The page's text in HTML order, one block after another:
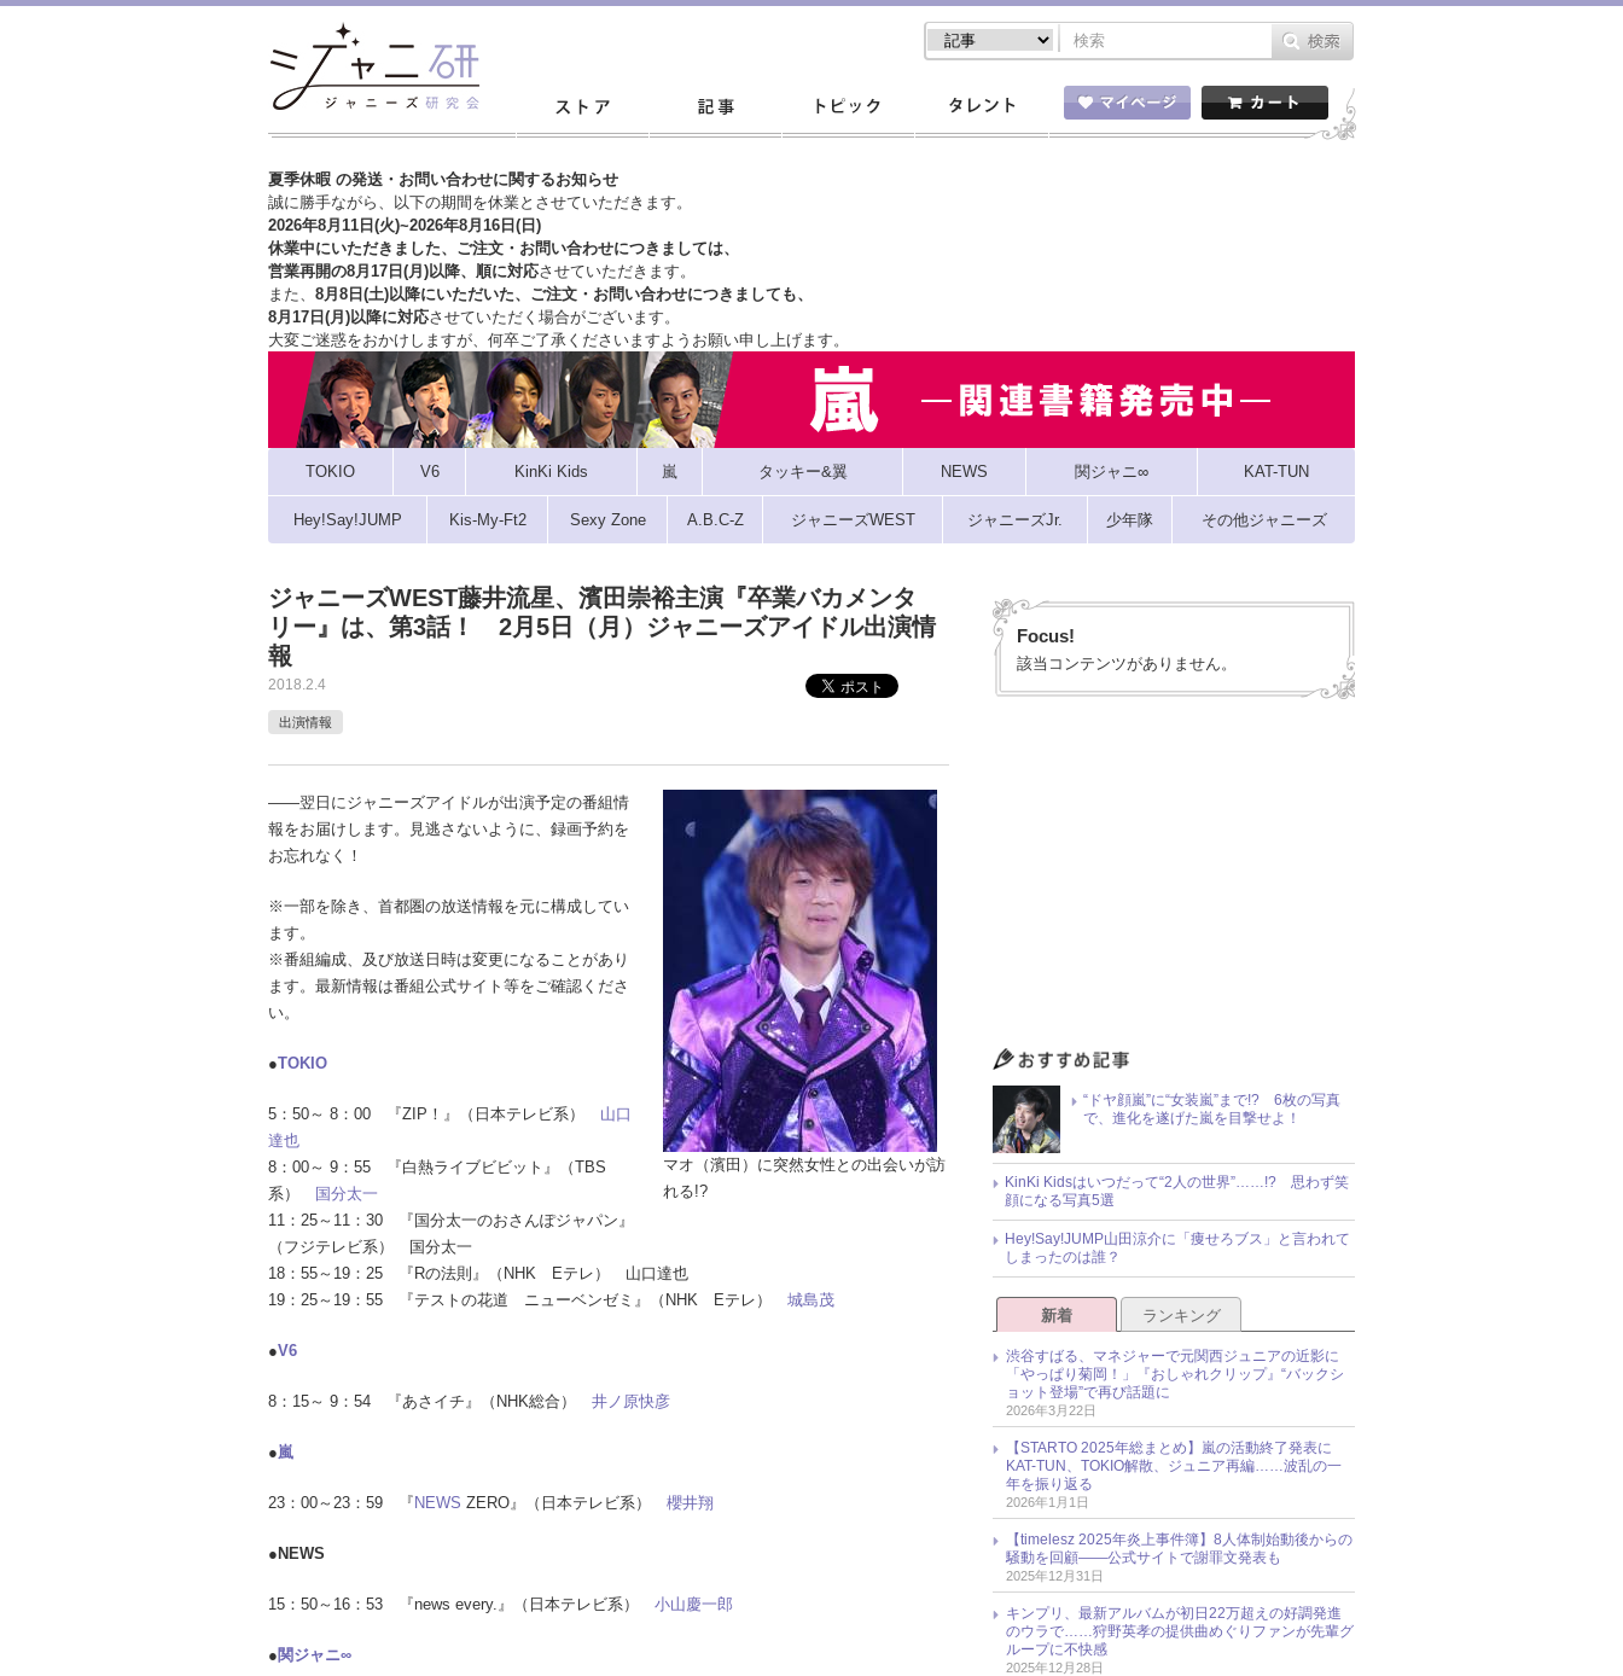
夏季休暇 の発送・お問い合わせに関するお知らせ
誠に勝手ながら、以下の期間を休業とさせていただきます。
2026年8月11日(火)~2026年8月16日(日)
休業中にいただきました、ご注文・お問い合わせにつきましては、
営業再開の8月17日(月)以降、順に対応させていただきます。
また、 8月8日(土)以降にいただいた、ご注文・ お問い合わせにつきましても、
8月17日(月)以降に対応させていただく場合がございます。
大変ご迷惑をおかけしますが、 何卒ご了承くださいますようお願い申し上げます。
TOKIO V6 KinKi Kids 嵐 タッキー&翼 NEWS 関ジャニ∞ KAT-TUN
Hey!Say!JUMP Kis-My-Ft2 Sexy Zone A.B.C-Z ジャニーズWEST ジャニーズJr. 少年隊 その他ジャニーズ
ジャニーズWEST藤井流星、濱田崇裕主演『卒業バカメンタ
リー』は、第3話！ 2月5日（月）ジャニーズアイドル出演情
報
2018.2.4
出演情報
マオ（濱田）に突然女性との出会いが訪
れる!?
――翌日にジャニーズアイドルが出演予定の番組情
報をお届けします。見逃さないように、録画予約を
お忘れなく！
※一部を除き、首都圏の放送情報を元に構成してい
ます。
※番組編成、及び放送日時は変更になることがあり
ます。最新情報は番組公式サイト等をご確認くださ
い。
●TOKIO
5：50～ 8：00 『ZIP！』（日本テレビ系） 山口
達也
8：00～ 9：55 『白熱ライブビビット』（TBS
系）
国分太一
11：25～11：30 『国分太一のおさんぽジャパン』
（フジテレビ系） 国分太一
18：55～19：25 『Rの法則』（NHK Eテレ） 山口達也
19：25～19：55 『テストの花道 ニューベンゼミ』（NHK Eテレ） 城島茂
●V6
8：15～ 9：54 『あさイチ』（NHK総合） 井ノ原快彦
●嵐
23：00～23：59 『 NEWS ZERO』（日本テレビ系） 櫻井翔
●NEWS
15：50～16：53 『news every.』（日本テレビ系） 小山慶一郎
● 関ジャニ∞
Focus!
該当コンテンツがありません。
“ドヤ顔嵐”に“女装嵐”まで!? 6枚の写真
で、進化を遂げた嵐を目撃せよ！
KinKi Kidsはいつだって“2人の世界”……!? 思わず笑
顔になる写真5選
Hey!Say!JUMP山田涼介に「痩せろブス」と言われて
しまったのは誰？
新着 ランキング
渋谷すばる、マネジャーで元関西ジュニアの近影に
「やっぱり菊岡！」『おしゃれクリップ』“バックシ
ョット登場”で再び話題に
2026年3月22日
【STARTO 2025年総まとめ】嵐の活動終了発表に
KAT-TUN、TOKIO解散、ジュニア再編……波乱の一
年を振り返る
2026年1月1日
【timelesz 2025年炎上事件簿】8人体制始動後からの
騒動を回顧――公式サイトで謝罪文発表も
2025年12月31日
キンプリ、最新アルバムが初日22万超えの好調発進
のウラで……狩野英孝の提供曲めぐりファンが先輩グ
ループに不快感
2025年12月28日